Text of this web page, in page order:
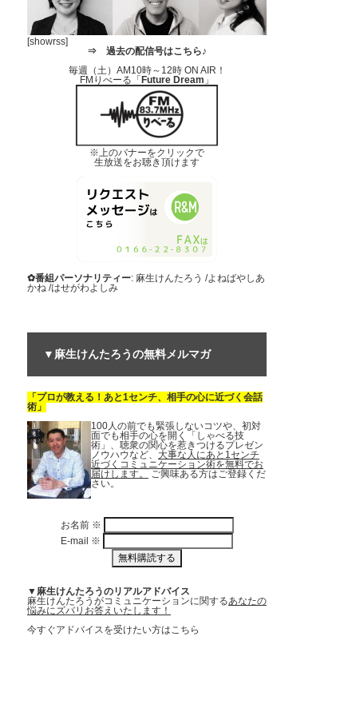
[showrss]
⇒ 過去の配信号はこちら♪
毎週（土）AM10時～12時 ON AIR！
FMりべーる「Future Dream 」
※上のバナーをクリックで
生放送をお聴き頂けます
✿番組パーソナリティー: 麻生けんたろう /よねばやしあ
かね /はせがわよしみ
▼麻生けんたろうの無料メルマガ
「プロが教える！あと1センチ、相手の心に近づく会話
術」
100人の前でも緊張しないコツや、初対
面でも相手の心を開く「しゃべる技
術」、聴衆の関心を惹きつけるプレゼン
ノウハウなど、 大事な人にあと1センチ
近づくコミュニケーション術を無料でお
届けします。
ご興味ある方はご登録くだ
さい。
お名前 ※
E-mail ※
▼麻生けんたろうのリアルアドバイス
麻生けんたろうがコミュニケーションに関するあなたの
悩みにズバリお答えいたします！
今すぐアドバイスを受けたい方はこちら